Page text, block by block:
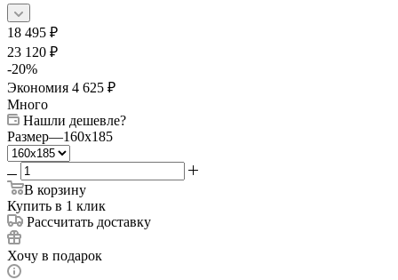
18 495 ₽
23 120 ₽
-20%
Экономия 4 625 ₽
Много
Нашли дешевле?
Размер—160x185
В корзину
Купить в 1 клик
Рассчитать доставку
Хочу в подарок